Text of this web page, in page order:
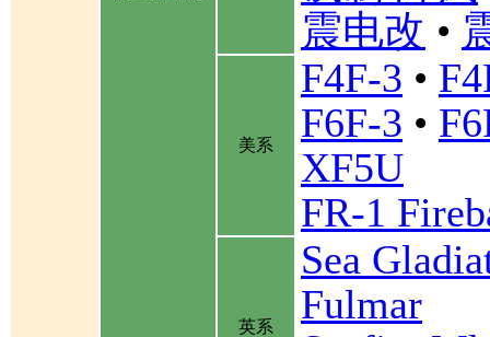
震电改 •
美系
F4F-3 •
F6F-3 •
XF5U
FR-1
英系
Sea
Fulmar